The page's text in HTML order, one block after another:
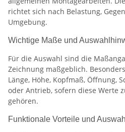
richtet sich nach Belastung,
Umgebung.
Wichtige Maße und
Für die Auswahl sind die
Zeichnung maßgeblich.
Länge, Höhe, Kopfmaß, Öffnung,
oder Antrieb, sofern diese Werte
gehören.
Funktionale Vorteile und